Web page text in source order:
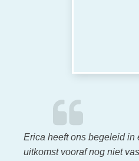
Erica heeft ons begeleid in
uitkomst vooraf nog niet